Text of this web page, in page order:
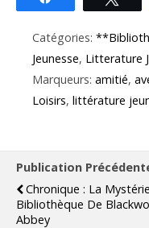
Catégories:
Jeunesse, Litterature
Marqueurs: amitié,
Loisirs, littérature
Publication
Chronique : La
Bibliothèque De
Abbey